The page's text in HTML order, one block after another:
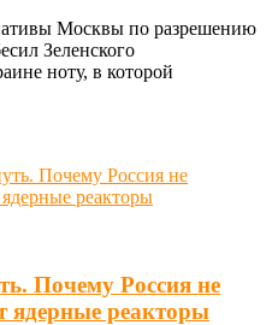
Москвы по разрешению
Зеленского
ноту, в которой
Почему Россия не
ядерные реакторы